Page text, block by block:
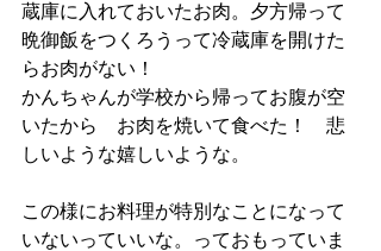
蔵庫に入れておいたお肉。夕方帰って
晩御飯をつくろうって冷蔵庫を開けた
らお肉がない！
かんちゃんが学校から帰ってお腹が空
いたから　お肉を焼いて食べた！　悲
しいような嬉しいような。
この様にお料理が特別なことになって
いないっていいな。っておもっていま